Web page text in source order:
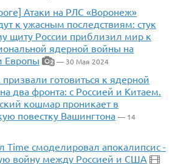
Атаки на РЛС «Воронеж»
к ужасным последствиям: стук
щиту России приблизил мир к
ядерной войны на
Европы
2 — 30 Мая 2024
готовиться к ядерной
два фронта: с Россией и Китаем.
кошмар проникает в
повестку Вашингтона — 14
Time смоделировал апокалипсис -
войну между Россией и США